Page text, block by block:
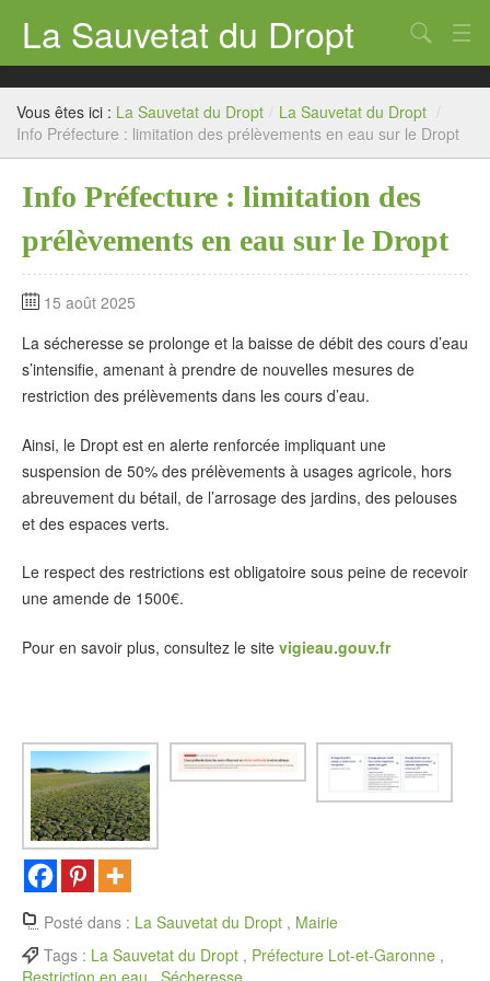
La Sauvetat du Dropt
Accueil
Mairie
Archives
Contact
Chercher
Vous êtes ici : La Sauvetat du Dropt / La Sauvetat du Dropt /
Info Préfecture : limitation des prélèvements en eau sur le Dropt
Info Préfecture : limitation des
prélèvements en eau sur le Dropt
15 août 2025
La sécheresse se prolonge et la baisse de débit des cours d’eau
s’intensifie, amenant à prendre de nouvelles mesures de
restriction des prélèvements dans les cours d’eau.
Ainsi, le Dropt est en alerte renforcée impliquant une
suspension de 50% des prélèvements à usages agricole, hors
abreuvement du bétail, de l’arrosage des jardins, des pelouses
et des espaces verts.
Le respect des restrictions est obligatoire sous peine de recevoir
une amende de 1500€.
Pour en savoir plus, consultez le site vigieau.gouv.fr
Posté dans : La Sauvetat du Dropt , Mairie
Tags : La Sauvetat du Dropt , Préfecture Lot-et-Garonne ,